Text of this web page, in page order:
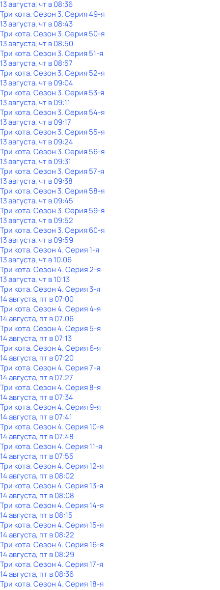
13 августа, чт в 08:36
Три кота. Сезон 3. Серия 49-я
13 августа, чт в 08:43
Три кота. Сезон 3. Серия 50-я
13 августа, чт в 08:50
Три кота. Сезон 3. Серия 51-я
13 августа, чт в 08:57
Три кота. Сезон 3. Серия 52-я
13 августа, чт в 09:04
Три кота. Сезон 3. Серия 53-я
13 августа, чт в 09:11
Три кота. Сезон 3. Серия 54-я
13 августа, чт в 09:17
Три кота. Сезон 3. Серия 55-я
13 августа, чт в 09:24
Три кота. Сезон 3. Серия 56-я
13 августа, чт в 09:31
Три кота. Сезон 3. Серия 57-я
13 августа, чт в 09:38
Три кота. Сезон 3. Серия 58-я
13 августа, чт в 09:45
Три кота. Сезон 3. Серия 59-я
13 августа, чт в 09:52
Три кота. Сезон 3. Серия 60-я
13 августа, чт в 09:59
Три кота. Сезон 4. Серия 1-я
13 августа, чт в 10:06
Три кота. Сезон 4. Серия 2-я
13 августа, чт в 10:13
Три кота. Сезон 4. Серия 3-я
14 августа, пт в 07:00
Три кота. Сезон 4. Серия 4-я
14 августа, пт в 07:06
Три кота. Сезон 4. Серия 5-я
14 августа, пт в 07:13
Три кота. Сезон 4. Серия 6-я
14 августа, пт в 07:20
Три кота. Сезон 4. Серия 7-я
14 августа, пт в 07:27
Три кота. Сезон 4. Серия 8-я
14 августа, пт в 07:34
Три кота. Сезон 4. Серия 9-я
14 августа, пт в 07:41
Три кота. Сезон 4. Серия 10-я
14 августа, пт в 07:48
Три кота. Сезон 4. Серия 11-я
14 августа, пт в 07:55
Три кота. Сезон 4. Серия 12-я
14 августа, пт в 08:02
Три кота. Сезон 4. Серия 13-я
14 августа, пт в 08:08
Три кота. Сезон 4. Серия 14-я
14 августа, пт в 08:15
Три кота. Сезон 4. Серия 15-я
14 августа, пт в 08:22
Три кота. Сезон 4. Серия 16-я
14 августа, пт в 08:29
Три кота. Сезон 4. Серия 17-я
14 августа, пт в 08:36
Три кота. Сезон 4. Серия 18-я